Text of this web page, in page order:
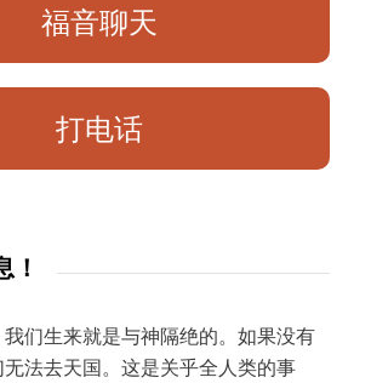
福音聊天
打电话
！
们生来就是与神隔绝的。如果没有
法去天国。这是关乎全人类的事